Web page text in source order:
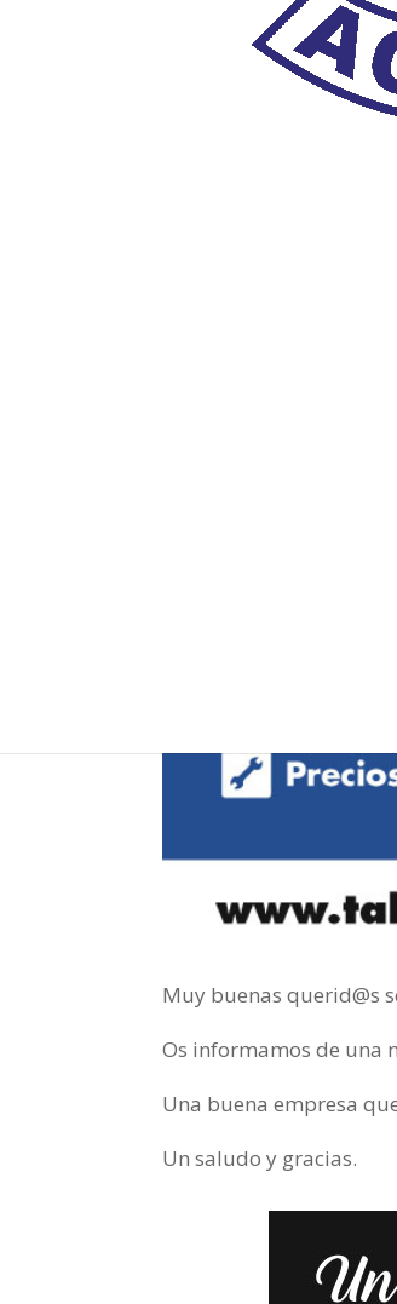
Muy buenas querid@s
Os informamos de una
Una buena empresa
Un saludo y gracias.